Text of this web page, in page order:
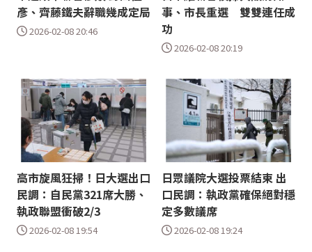
彥、齊藤鐵夫辭職幾成定局
2026-02-08 20:46
事、市長重選 雙雙連任成
功
2026-02-08 20:19
高市旋風狂掃！日大選出口
民調：自民黨321席大勝、
執政聯盟衝破2/3
2026-02-08 19:54
日眾議院大選投票結束 出
口民調：執政黨確保絕對穩
定多數議席
2026-02-08 19:24